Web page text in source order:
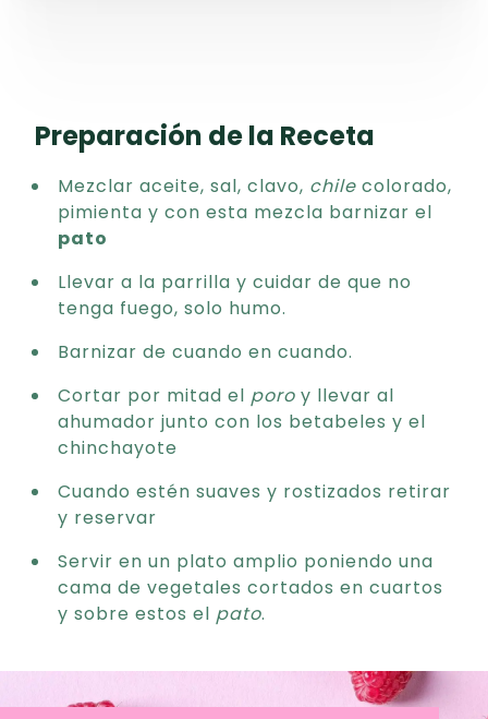
Preparación de la Receta
Mezclar aceite, sal, clavo, chile colorado,
pimienta y con esta mezcla barnizar el
pato
Llevar a la parrilla y cuidar de que no
tenga fuego, solo humo.
Barnizar de cuando en cuando.
Cortar por mitad el poro y llevar al
ahumador junto con los betabeles y el
chinchayote
Cuando estén suaves y rostizados retirar
y reservar
Servir en un plato amplio poniendo una
cama de vegetales cortados en cuartos
y sobre estos el pato.